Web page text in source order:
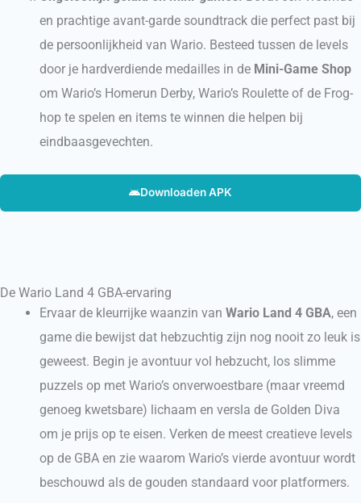
en prachtige avant-garde soundtrack die perfect past bij
de persoonlijkheid van Wario. Besteed tussen de levels
door je hardverdiende medailles in de Mini-Game Shop
om Wario’s Homerun Derby, Wario’s Roulette of de Frog-
hop te spelen en items te winnen die helpen bij
eindbaasgevechten.
Downloaden APK
De Wario Land 4 GBA-ervaring
Ervaar de kleurrijke waanzin vanWario Land 4 GBA, een
game die bewijst dat hebzuchtig zijn nog nooit zo leuk is
geweest. Begin je avontuur vol hebzucht, los slimme
puzzels op met Wario’s onverwoestbare (maar vreemd
genoeg kwetsbare) lichaam en versla de Golden Diva
om je prijs op te eisen. Verken de meest creatieve levels
op de GBA en zie waarom Wario’s vierde avontuur wordt
beschouwd als de gouden standaard voor platformers.